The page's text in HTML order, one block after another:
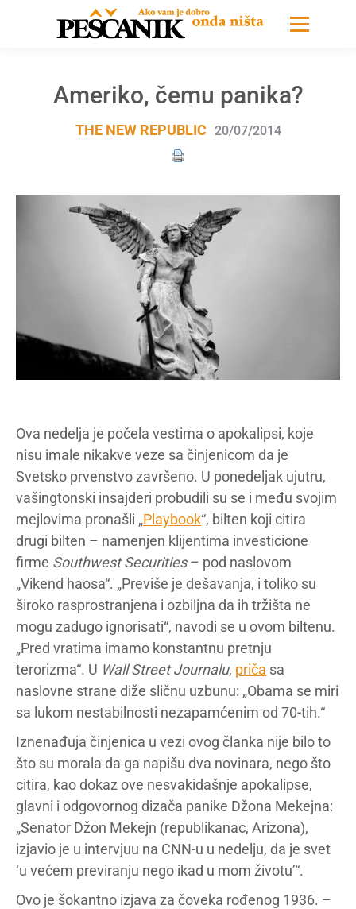
Ameriko, čemu panika?
THE NEW REPUBLIC 20/07/2014
Ova nedelja je počela vestima o apokalipsi, koje
nisu imale nikakve veze sa činjenicom da je
Svetsko prvenstvo završeno. U ponedeljak ujutru,
vašingtonski insajderi probudili su se i među svojim
mejlovima pronašli „Playbook“, bilten koji citira
drugi bilten – namenjen klijentima investicione
firme Southwest Securities– pod naslovom
„Vikend haosa“. „Previše je dešavanja, i toliko su
široko rasprostranjena i ozbiljna da ih tržišta ne
mogu zadugo ignorisati“, navodi se u ovom biltenu.
„Pred vratima imamo konstantnu pretnju
terorizma“. U Wall Street Journalu, priča sa
naslovne strane diže sličnu uzbunu: „Obama se miri
sa lukom nestabilnosti nezapamćenim od 70-tih.“
Iznenađuja činjenica u vezi ovog članka nije bilo to
što su morala da ga napišu dva novinara, nego što
citira, kao dokaz ove nesvakidašnje apokalipse,
glavni i odgovornog dizača panike Džona Mekejna:
„Senator Džon Mekejn (republikanac, Arizona),
izjavio je u intervjuu na CNN-u u nedelju, da je svet
‘u većem previranju nego ikad u mom životu’“.
Ovo je šokantno izjava za čoveka rođenog 1936. –